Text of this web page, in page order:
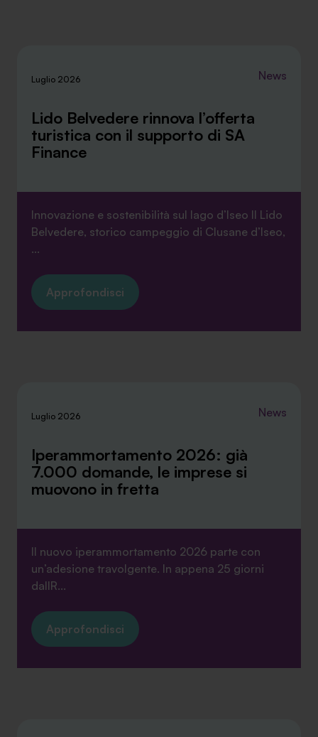
Luglio 2026 News
Lido Belvedere rinnova l’offerta
turistica con il supporto di SA
Finance
Innovazione e sostenibilità sul lago d’Iseo Il Lido
Belvedere, storico campeggio di Clusane d’Iseo,
...
Approfondisci
Luglio 2026 News
Iperammortamento 2026: già
7.000 domande, le imprese si
muovono in fretta
Il nuovo iperammortamento 2026 parte con
un’adesione travolgente. In appena 25 giorni
dallR...
Approfondisci